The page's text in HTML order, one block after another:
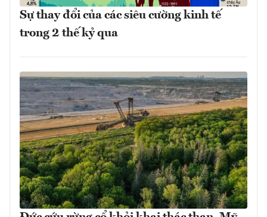
Sự thay đổi của các siêu cường kinh tế
trong 2 thế kỷ qua